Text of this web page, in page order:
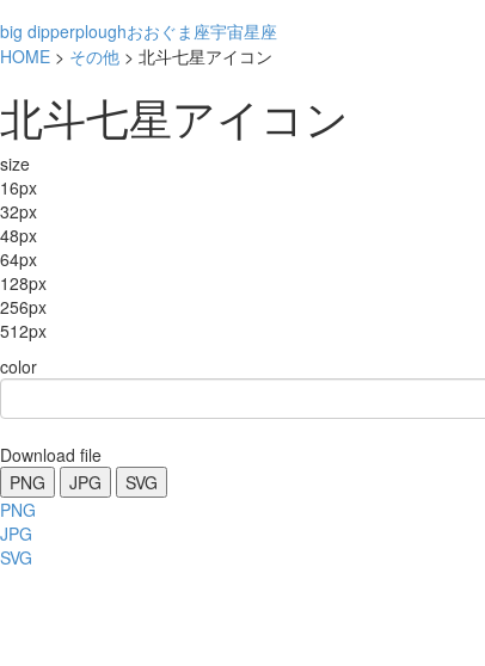
big dipperploughおおぐま座宇宙星座
HOME > その他 > 北斗七星アイコン
北斗七星アイコン
size
16px
32px
48px
64px
128px
256px
512px
color
Download file
PNG
JPG
SVG
PNG
JPG
SVG